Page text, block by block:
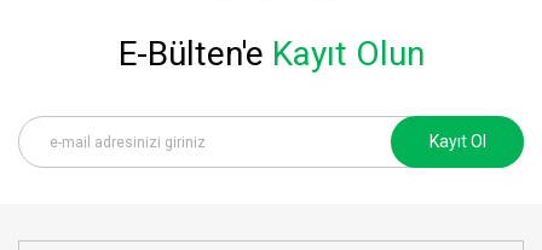
E-Bülten'e Kayıt Olun
Kayıt Ol